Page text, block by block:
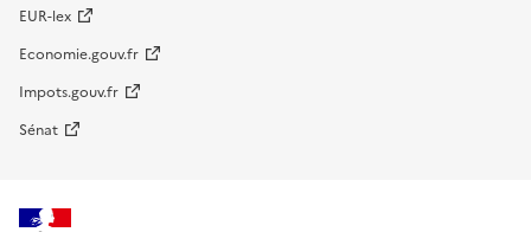
EUR-lex
Economie.gouv.fr
Impots.gouv.fr
Sénat